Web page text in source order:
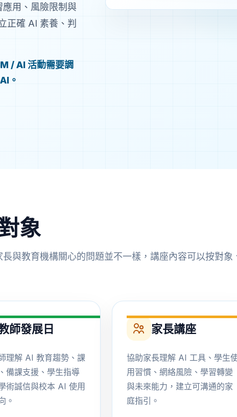
用、風險限制與
正確 AI 素養、判
/ AI 活動需要調
。
象
與教育機構關心的問題並不一樣，講座內容可以按對
師發展日
理解 AI 教育趨勢、課
備課支援、學生指導
術誠信與校本 AI 使用
。
家長講座
協助家長理解 AI 工具、學生
用習慣、網絡風險、學習轉變
與未來能力，建立可溝通的家
庭指引。